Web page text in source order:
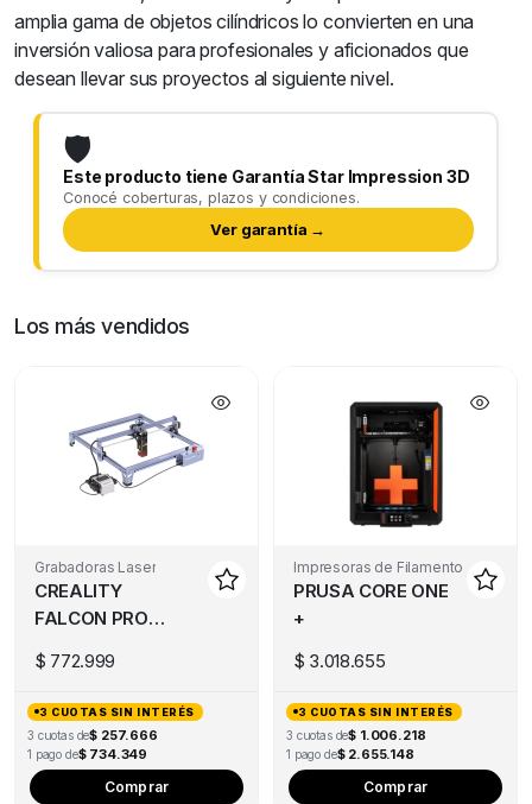
amplia gama de objetos cilíndricos lo convierten en una
inversión valiosa para profesionales y aficionados que
desean llevar sus proyectos al siguiente nivel.
🛡️
Este producto tiene Garantía Star Impression 3D
Conocé coberturas, plazos y condiciones.
Ver garantía →
Los más vendidos
Grabadoras Laser
CREALITY
FALCON PRO
$ 772.999
3 CUOTAS SIN INTERÉS
3 cuotas de$ 257.666
1 pago de$ 734.349
Comprar
Impresoras de Filamento
PRUSA CORE ONE
+
$ 3.018.655
3 CUOTAS SIN INTERÉS
3 cuotas de$ 1.006.218
1 pago de$ 2.655.148
Comprar